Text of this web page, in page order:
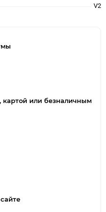
V2
или безналичным